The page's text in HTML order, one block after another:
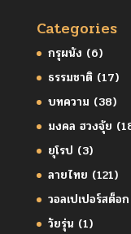
Categories
กรุผนัง (6)
ธรรมชาติ(17)
บทความ (38)
มงคล ฮวงจุ้ย
ยุโรป (3)
ลายไทย (121)
วอลเปเปอร์สต็อก
วัยรุ่น (1)